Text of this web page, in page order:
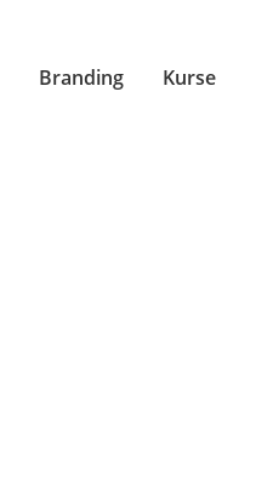
Branding Kurse